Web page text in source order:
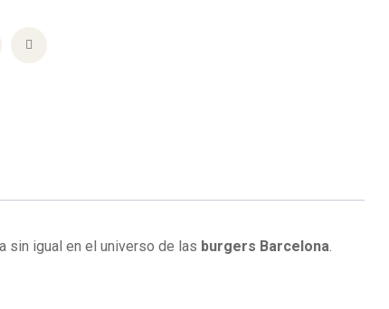
sin igual en el universo de las burgers Barcelona.